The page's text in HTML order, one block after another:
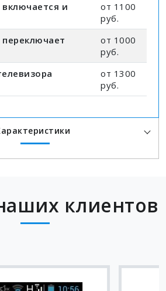
и
от 1100
руб.
от 1000
руб.
от 1300
руб.
клиентов